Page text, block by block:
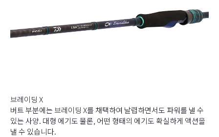
브레이딩 X
버트 부분에는 브레이딩 X를 채택하여 날렵하면서도 파워를 낼 수
있는 사양. 대형 에기도 물론, 어떤 형태의 에기도 확실하게 액션을
낼 수 있습니다.